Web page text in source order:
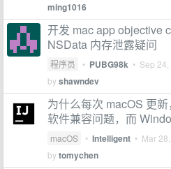
ming1016
开发 mac app objective
NSData 内存泄露疑问
程序员 • PUBG98k • Sep
byshawndev
为什么每次 macOS 更
软件兼容问题，而
macOS • Intelligent • Mar
bytomychen